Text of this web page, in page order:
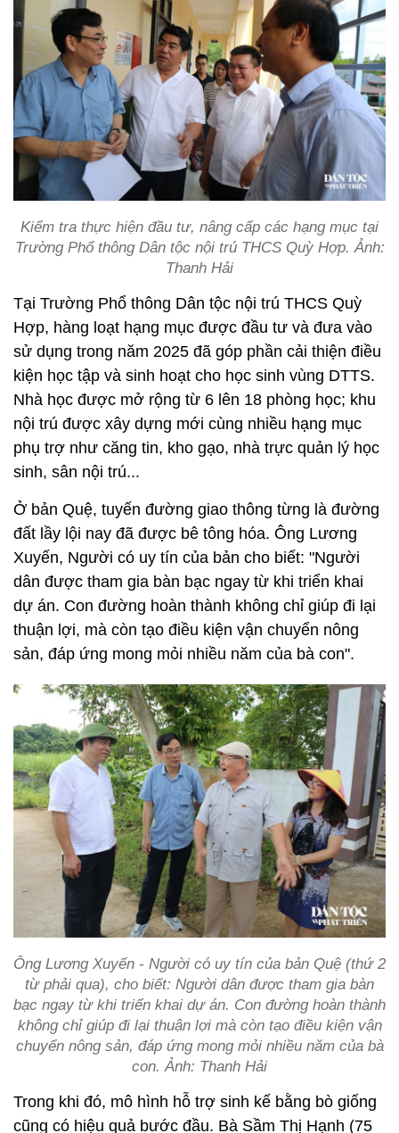
Kiểm tra thực hiện đầu tư, nâng cấp các hạng mục tại
Trường Phổ thông Dân tộc nội trú THCS Quỳ Hợp. Ảnh:
Thanh Hải
Tại Trường Phổ thông Dân tộc nội trú THCS Quỳ
Hợp, hàng loạt hạng mục được đầu tư và đưa vào
sử dụng trong năm 2025 đã góp phần cải thiện điều
kiện học tập và sinh hoạt cho học sinh vùng DTTS.
Nhà học được mở rộng từ 6 lên 18 phòng học; khu
nội trú được xây dựng mới cùng nhiều hạng mục
phụ trợ như căng tin, kho gạo, nhà trực quản lý học
sinh, sân nội trú...
Ở bản Quệ, tuyến đường giao thông từng là đường
đất lầy lội nay đã được bê tông hóa. Ông Lương
Xuyến, Người có uy tín của bản cho biết: "Người
dân được tham gia bàn bạc ngay từ khi triển khai
dự án. Con đường hoàn thành không chỉ giúp đi lại
thuận lợi, mà còn tạo điều kiện vận chuyển nông
sản, đáp ứng mong mỏi nhiều năm của bà con".
Ông Lương Xuyến - Người có uy tín của bản Quệ (thứ 2
từ phải qua), cho biết: Người dân được tham gia bàn
bạc ngay từ khi triển khai dự án. Con đường hoàn thành
không chỉ giúp đi lại thuận lợi mà còn tạo điều kiện vận
chuyển nông sản, đáp ứng mong mỏi nhiều năm của bà
con. Ảnh: Thanh Hải
Trong khi đó, mô hình hỗ trợ sinh kế bằng bò giống
cũng có hiệu quả bước đầu. Bà Sầm Thị Hạnh (75